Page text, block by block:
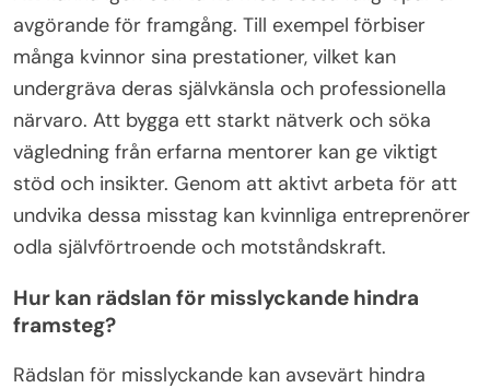
organisationer som fokuserar på kvinnor inom
affärer för ytterligare resurser och
gemenskapsengagemang.
Vilka vanliga misstag bör
kvinnliga entreprenörer undvika?
misstag som att underskatta sitt värde,
försummande av nätverkande och att inte söka
mentorskap. Dessa fel kan hindra tillväxt och